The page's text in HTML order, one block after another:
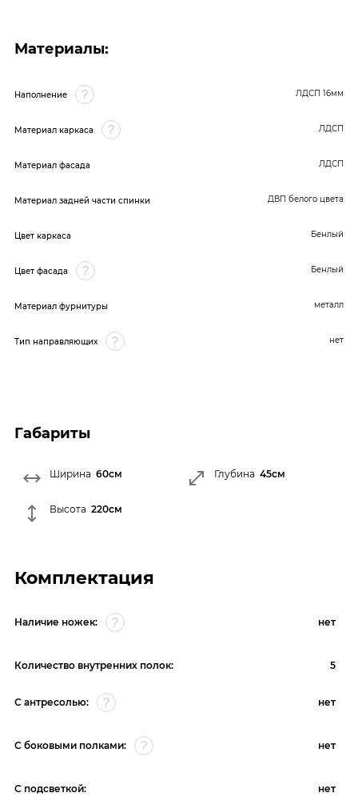
Материалы:
Наполнение ЛДСП 16мм
Материал каркаса ЛДСП
Материал фасада ЛДСП
Материал задней части спинки ДВП белого цвета
Цвет каркаса Бенлый
Цвет фасада Бенлый
Материал фурнитуры металл
Тип направляющих нет
Габариты
Ширина 60см Глубина 45см
Высота 220см
Комплектация
Наличие ножек: нет
Количество внутренних полок: 5
С антресолью: нет
С боковыми полками: нет
С подсветкой: нет